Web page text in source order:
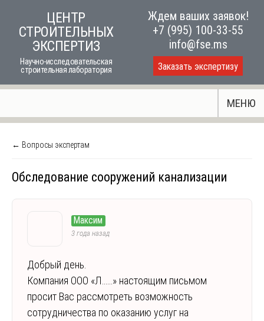
content
ЦЕНТР
СТРОИТЕЛЬНЫХ
ЭКСПЕРТИЗ
Научно-исследовательская
строительная лаборатория
Ждем ваших заявок!
+7 (995) 100-33-55
info@fse.ms
Заказать экспертизу
МЕНЮ
← Вопросы экспертам
Обследование сооружений канализации
Максим
3 года назад
Добрый день.
Компания ООО «Л……» настоящим письмом
просит Вас рассмотреть возможность
сотрудничества по оказанию услуг на